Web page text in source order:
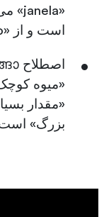
است و از «armário» نشأت گرفته است.
«میوه کوچک
«مقدار
بزرگ» است.